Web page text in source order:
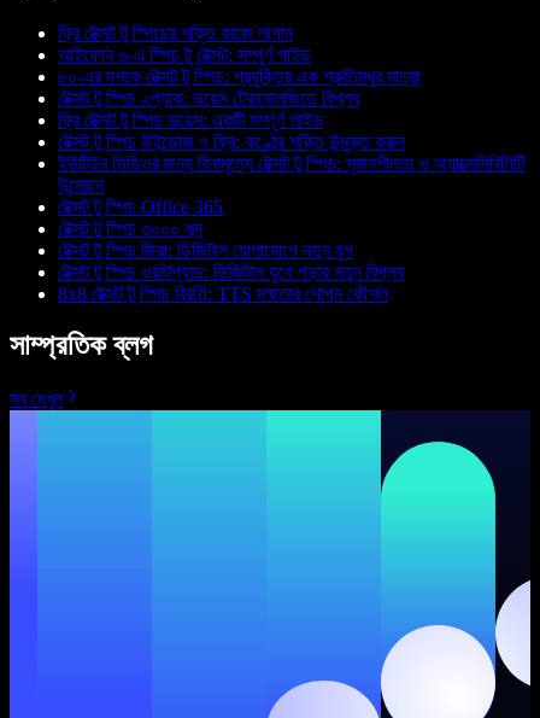
ফ্রি টেক্সট টু স্পিচের শক্তি কাজে লাগান
আইফোন ৬-এ স্পিচ টু টেক্সট: সম্পূর্ণ গাইড
৮০-এর দশকে টেক্সট টু স্পিচ: প্রযুক্তির এক শ্রুতিমধুর যাত্রা
টেক্সট টু স্পিচ ২প্যাক: ভয়েস টেকনোলজিতে বিপ্লব
ফ্রি টেক্সট টু স্পিচ ভয়েস: একটি সম্পূর্ণ গাইড
টেক্সট টু স্পিচ উইন্ডোজ ৭ ফ্রি: কণ্ঠের শক্তি উন্মুক্ত করুন
ইউটিউব ভিডিওর জন্য বিনামূল্যে টেক্সট টু স্পিচ: সৃজনশীলতা ও অ্যাক্সেসিবিলিটি
উন্মোচন
টেক্সট টু স্পিচ Office 365
টেক্সট টু স্পিচ ৩০০০ শব্দ
টেক্সট টু স্পিচ জিরা: ডিজিটাল যোগাযোগে নতুন যুগ
টেক্সট টু স্পিচ ওয়াটপ্যাড: ডিজিটাল যুগে পড়ার নতুন বিপ্লব
8x8 টেক্সট টু স্পিচ বিরতি: TTS দক্ষতার গোপন কৌশল
সাম্প্রতিক ব্লগ
সব দেখুন